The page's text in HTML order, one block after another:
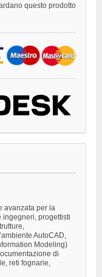
questo prodotto
avanzata per la
ingegneri, progettisti
AutoCAD,
Modeling)
di
reti fognarie,